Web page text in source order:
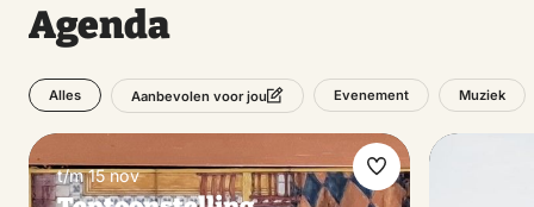
Agenda
Alles Aanbevolen voor jou Evenement Muziek
t/m 15 nov
Maak